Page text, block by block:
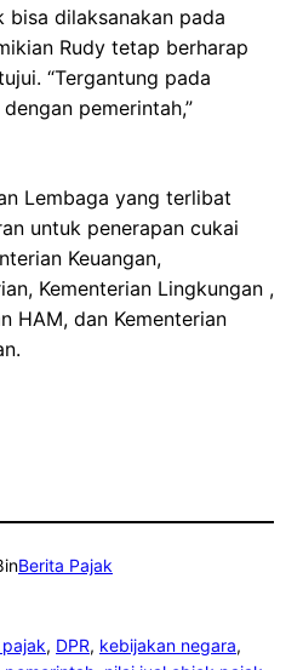
dilaksanakan pada
Rudy tetap berharap
“Tergantung pada
pemerintah,”
Lembaga yang terlibat
untuk penerapan cukai
Keuangan,
Kementerian Lingkungan ,
HAM, dan Kementerian
inBerita Pajak
, DPR, kebijakan negara